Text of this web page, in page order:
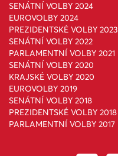
SENÁTNÍ VOLBY 2024
EUROVOLBY 2024
PREZIDENTSKÉ VOLBY 2023
SENÁTNÍ VOLBY 2022
PARLAMENTNÍ VOLBY 2021
SENÁTNÍ VOLBY 2020
KRAJSKÉ VOLBY 2020
EUROVOLBY 2019
SENÁTNÍ VOLBY 2018
PREZIDENTSKÉ VOLBY 2018
PARLAMENTNÍ VOLBY 2017